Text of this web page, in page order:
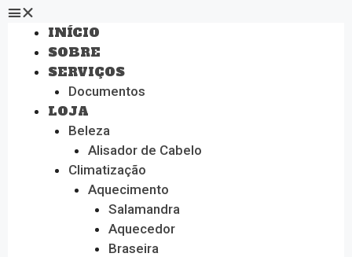
INÍCIO
SOBRE
SERVIÇOS
Documentos
LOJA
Beleza
Alisador de Cabelo
Climatização
Aquecimento
Salamandra
Aquecedor
Braseira